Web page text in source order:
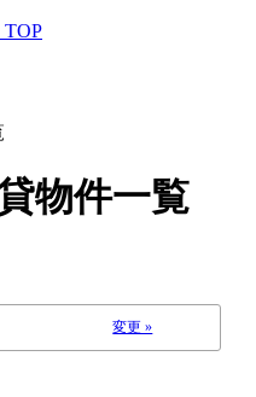
物件一覧
変更 »